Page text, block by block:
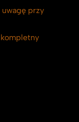
przy